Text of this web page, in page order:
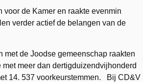
voor de Kamer en raakte evenmin
verder actief de belangen van de
de Joodse gemeenschap raakten
meer dan dertigduizendvijhonderd
14. 537 voorkeurstemmen. Bij CD&V